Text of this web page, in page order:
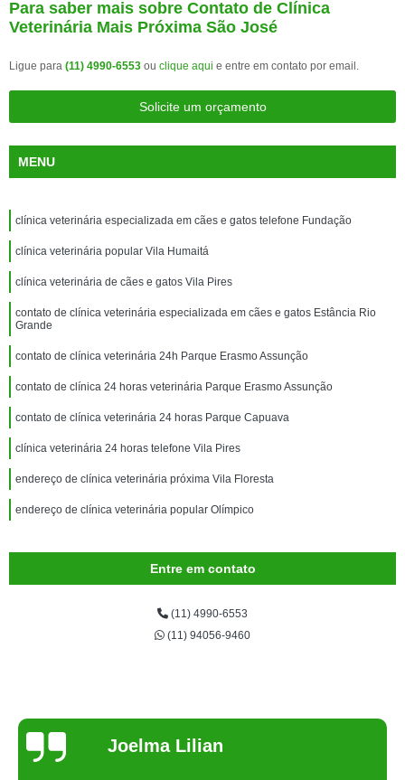
Para saber mais sobre Contato de Clínica
Veterinária Mais Próxima São José
Ligue para (11) 4990-6553 ou clique aqui e entre em contato por email.
Solicite um orçamento
MENU
clínica veterinária especializada em cães e gatos telefone Fundação
clínica veterinária popular Vila Humaitá
clínica veterinária de cães e gatos Vila Pires
contato de clínica veterinária especializada em cães e gatos Estância Rio
Grande
contato de clínica veterinária 24h Parque Erasmo Assunção
contato de clínica 24 horas veterinária Parque Erasmo Assunção
contato de clínica veterinária 24 horas Parque Capuava
clínica veterinária 24 horas telefone Vila Pires
endereço de clínica veterinária próxima Vila Floresta
endereço de clínica veterinária popular Olímpico
Entre em contato
(11) 4990-6553
(11) 94056-9460
Joelma Lilian